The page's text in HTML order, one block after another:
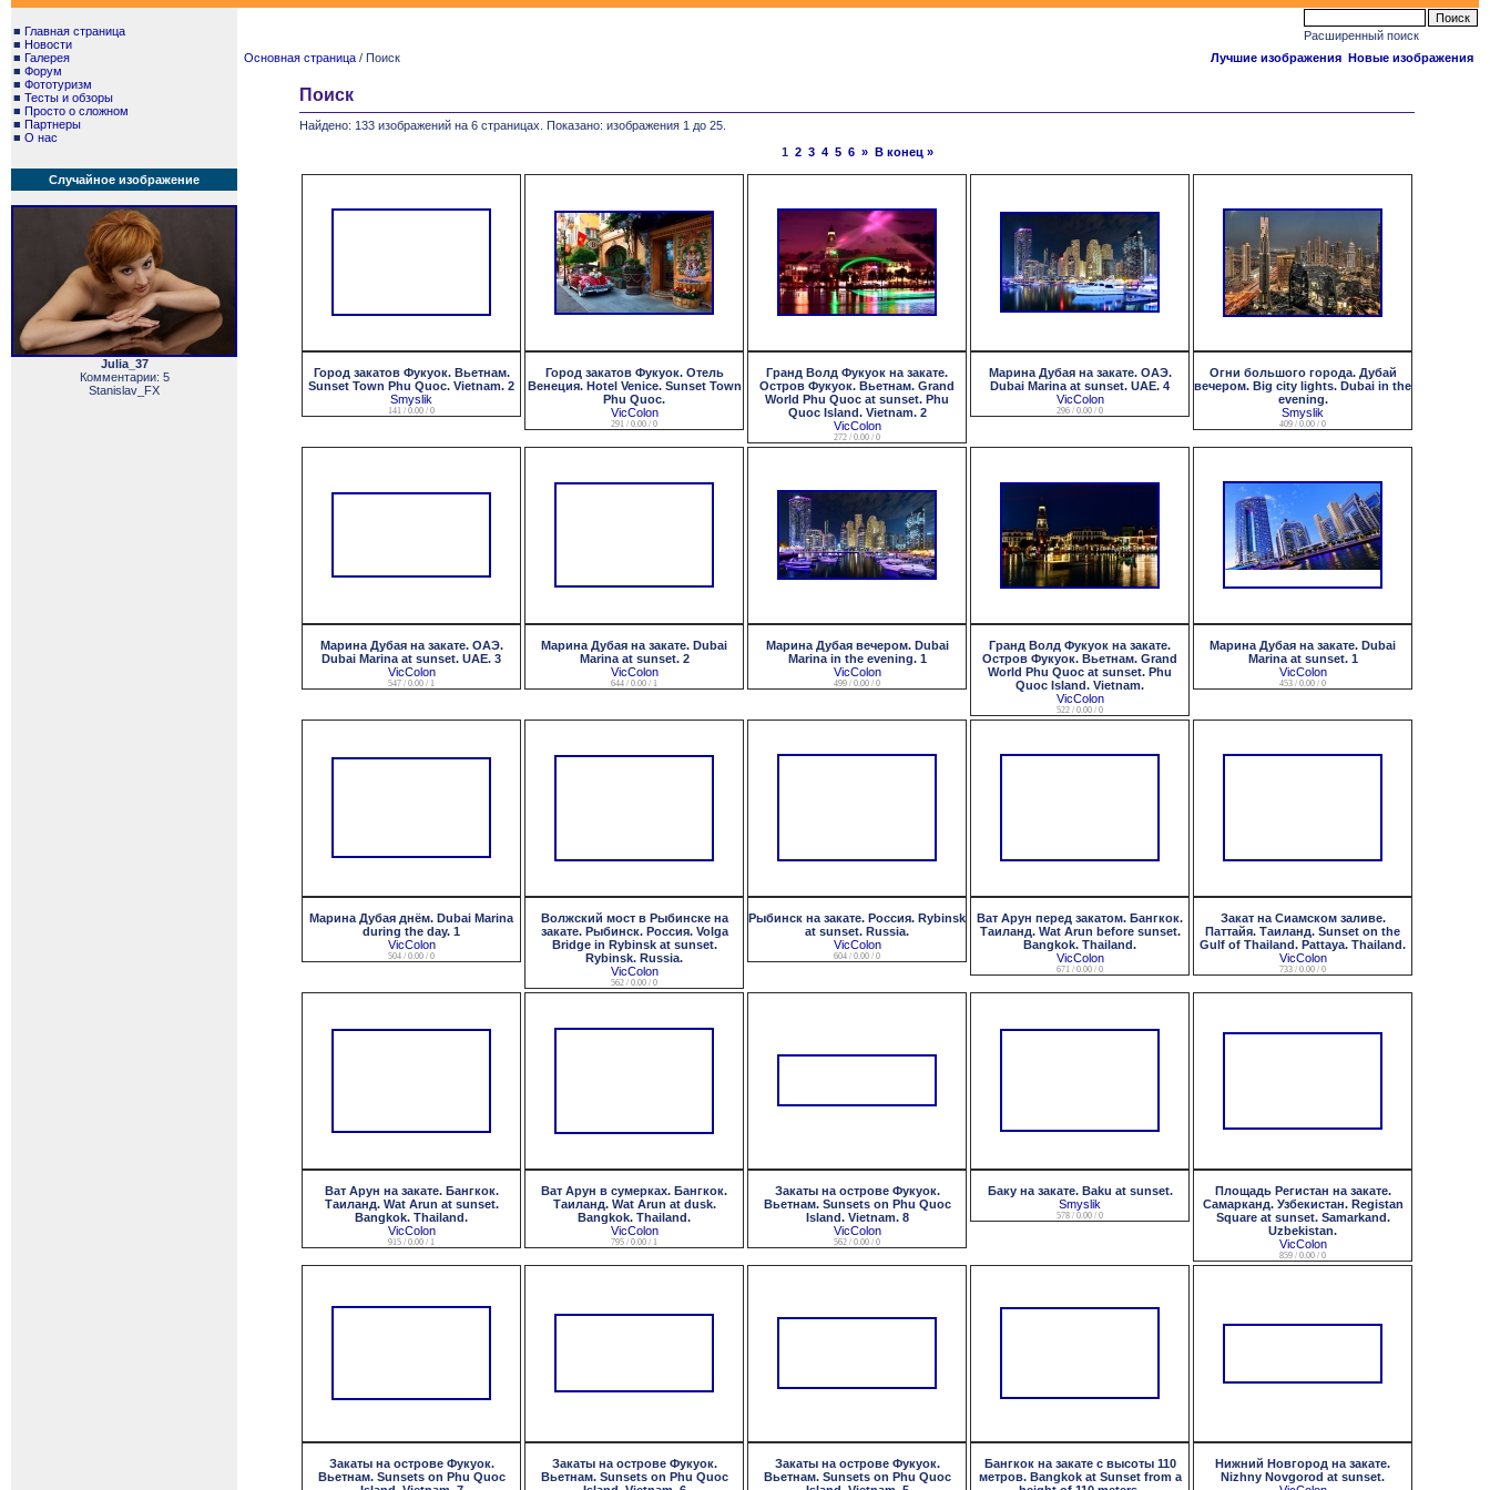
■ Главная страница
■ Новости
■ Галерея
■ Форум
■ Фототуризм
■ Тесты и обзоры
■ Просто о сложном
■ Партнеры
■ О нас
Случайное изображение
Julia_37
Комментарии: 5
Stanislav_FX
Расширенный поиск
Основная страница / Поиск Лучшие изображения Новые изображения
Поиск
Найдено: 133 изображений на 6 страницах. Показано: изображения 1 до 25.
1 2 3 4 5 6 » В конец »
Город закатов Фукуок. Вьетнам.
Sunset Town Phu Quoc. Vietnam. 2
Smyslik
141 / 0.00 / 0
Город закатов Фукуок. Отель
Венеция. Hotel Venice. Sunset Town
Phu Quoc.
VicColon
291 / 0.00 / 0
Гранд Волд Фукуок на закате.
Остров Фукуок. Вьетнам. Grand
World Phu Quoc at sunset. Phu
Quoc Island. Vietnam. 2
VicColon
272 / 0.00 / 0
Марина Дубая на закате. ОАЭ.
Dubai Marina at sunset. UAE. 4
VicColon
296 / 0.00 / 0
Огни большого города. Дубай
вечером. Big city lights. Dubai in the
evening.
Smyslik
409 / 0.00 / 0
Марина Дубая на закате. ОАЭ.
Dubai Marina at sunset. UAE. 3
VicColon
547 / 0.00 / 1
Марина Дубая на закате. Dubai
Marina at sunset. 2
VicColon
644 / 0.00 / 1
Марина Дубая вечером. Dubai
Marina in the evening. 1
VicColon
499 / 0.00 / 0
Гранд Волд Фукуок на закате.
Остров Фукуок. Вьетнам. Grand
World Phu Quoc at sunset. Phu
Quoc Island. Vietnam.
VicColon
522 / 0.00 / 0
Марина Дубая на закате. Dubai
Marina at sunset. 1
VicColon
453 / 0.00 / 0
Марина Дубая днём. Dubai Marina
during the day. 1
VicColon
504 / 0.00 / 0
Волжский мост в Рыбинске на
закате. Рыбинск. Россия. Volga
Bridge in Rybinsk at sunset.
Rybinsk. Russia.
VicColon
562 / 0.00 / 0
Рыбинск на закате. Россия. Rybinsk
at sunset. Russia.
VicColon
604 / 0.00 / 0
Ват Арун перед закатом. Бангкок.
Таиланд. Wat Arun before sunset.
Bangkok. Thailand.
VicColon
671 / 0.00 / 0
Закат на Сиамском заливе.
Паттайя. Таиланд. Sunset on the
Gulf of Thailand. Pattaya. Thailand.
VicColon
733 / 0.00 / 0
Ват Арун на закате. Бангкок.
Таиланд. Wat Arun at sunset.
Bangkok. Thailand.
VicColon
915 / 0.00 / 1
Ват Арун в сумерках. Бангкок.
Таиланд. Wat Arun at dusk.
Bangkok. Thailand.
VicColon
795 / 0.00 / 1
Закаты на острове Фукуок.
Вьетнам. Sunsets on Phu Quoc
Island. Vietnam. 8
VicColon
562 / 0.00 / 0
Баку на закате. Baku at sunset.
Smyslik
578 / 0.00 / 0
Площадь Регистан на закате.
Самарканд. Узбекистан. Registan
Square at sunset. Samarkand.
Uzbekistan.
VicColon
859 / 0.00 / 0
Закаты на острове Фукуок.
Вьетнам. Sunsets on Phu Quoc
Закаты на острове Фукуок.
Вьетнам. Sunsets on Phu Quoc
Закаты на острове Фукуок.
Вьетнам. Sunsets on Phu Quoc
Бангкок на закате с высоты 110
метров. Bangkok at Sunset from a
Нижний Новгород на закате.
Nizhny Novgorod at sunset.